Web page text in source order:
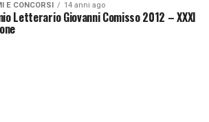
E CONCORSI 14 anni ago
Letterario Giovanni Comisso 2012 – XXXI